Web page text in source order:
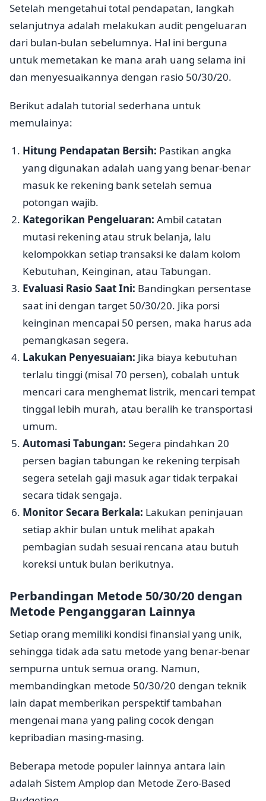
Setelah mengetahui total pendapatan, langkah
selanjutnya adalah melakukan audit pengeluaran
dari bulan-bulan sebelumnya. Hal ini berguna
untuk memetakan ke mana arah uang selama ini
dan menyesuaikannya dengan rasio 50/30/20.
Berikut adalah tutorial sederhana untuk
memulainya:
Hitung Pendapatan Bersih: Pastikan angka
yang digunakan adalah uang yang benar-benar
masuk ke rekening bank setelah semua
potongan wajib.
Kategorikan Pengeluaran: Ambil catatan
mutasi rekening atau struk belanja, lalu
kelompokkan setiap transaksi ke dalam kolom
Kebutuhan, Keinginan, atau Tabungan.
Evaluasi Rasio Saat Ini: Bandingkan persentase
saat ini dengan target 50/30/20. Jika porsi
keinginan mencapai 50 persen, maka harus ada
pemangkasan segera.
Lakukan Penyesuaian: Jika biaya kebutuhan
terlalu tinggi (misal 70 persen), cobalah untuk
mencari cara menghemat listrik, mencari tempat
tinggal lebih murah, atau beralih ke transportasi
umum.
Automasi Tabungan: Segera pindahkan 20
persen bagian tabungan ke rekening terpisah
segera setelah gaji masuk agar tidak terpakai
secara tidak sengaja.
Monitor Secara Berkala: Lakukan peninjauan
setiap akhir bulan untuk melihat apakah
pembagian sudah sesuai rencana atau butuh
koreksi untuk bulan berikutnya.
Perbandingan Metode 50/30/20 dengan
Metode Penganggaran Lainnya
Setiap orang memiliki kondisi finansial yang unik,
sehingga tidak ada satu metode yang benar-benar
sempurna untuk semua orang. Namun,
membandingkan metode 50/30/20 dengan teknik
lain dapat memberikan perspektif tambahan
mengenai mana yang paling cocok dengan
kepribadian masing-masing.
Beberapa metode populer lainnya antara lain
adalah Sistem Amplop dan Metode Zero-Based